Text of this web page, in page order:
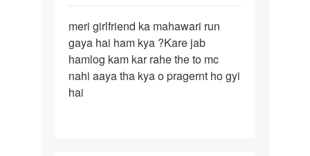
meri
girlfriend
ka
mahawari
meri girlfriend ka mahawari run
gaya hai ham kya ?Kare jab
hamlog kam kar rahe the to mc
nahi aaya tha kya o pragernt ho gyi
hai